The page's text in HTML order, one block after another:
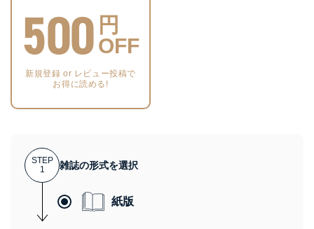
500 円
OFF
新規登録 or レビュー投稿で
お得に読める!
STEP
1
雑誌の形式を選択
紙版